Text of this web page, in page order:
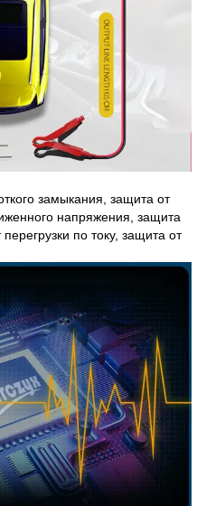
замыкания, защита от
напряжения, защита
по току, защита от